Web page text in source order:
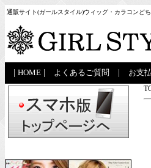
通販サイト(ガールスタイル)ウィッグ・カラコンど
HOME よくあるご質問 お支